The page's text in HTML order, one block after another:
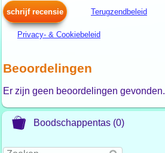
Boodschappentas (0)
schrijf recensie Terugzendbeleid
Privacy- & Cookiebeleid
Beoordelingen
Er zijn geen beoordelingen gevonden.